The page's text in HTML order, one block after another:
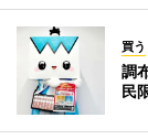
買う
調
民